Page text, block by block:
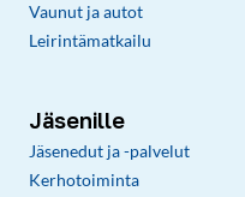
Vaunut ja autot
Leirintämatkailu
Jäsenille
Jäsenedut ja -palvelut
Kerhotoiminta